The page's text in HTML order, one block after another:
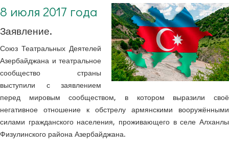
8 июля 2017 года
Заявление.
Союз Театральных Деятелей
Азербайджана и театральное
сообщество страны
выступили с заявлением
перед мировым сообществом, в котором выразили своё
негативное отношение к обстрелу армянскими вооружёнными
силами гражданского населения, проживающего в селе Алханлы
Физулинского района Азербайджана.